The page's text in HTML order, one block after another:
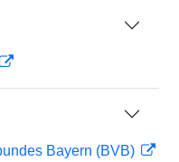
Bayern (BVB)